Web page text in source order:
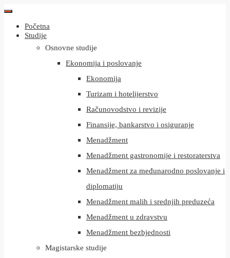
Početna
Studije
Osnovne studije
Ekonomija i poslovanje
Ekonomija
Turizam i hotelijerstvo
Računovodstvo i revizije
Finansije, bankarstvo i osiguranje
Menadžment
Menadžment gastronomije i restoraterstva
Menadžment za međunarodno poslovanje i
diplomatiju
Menadžment malih i srednjih preduzeća
Menadžment u zdravstvu
Menadžment bezbjednosti
Magistarske studije